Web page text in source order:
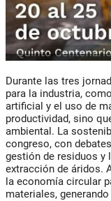
Durante las tres
para la industria,
artificial y el uso de
productividad, sino
ambiental. La
congreso, con
gestión de residuos y
extracción de áridos.
la economía circular
materiales,